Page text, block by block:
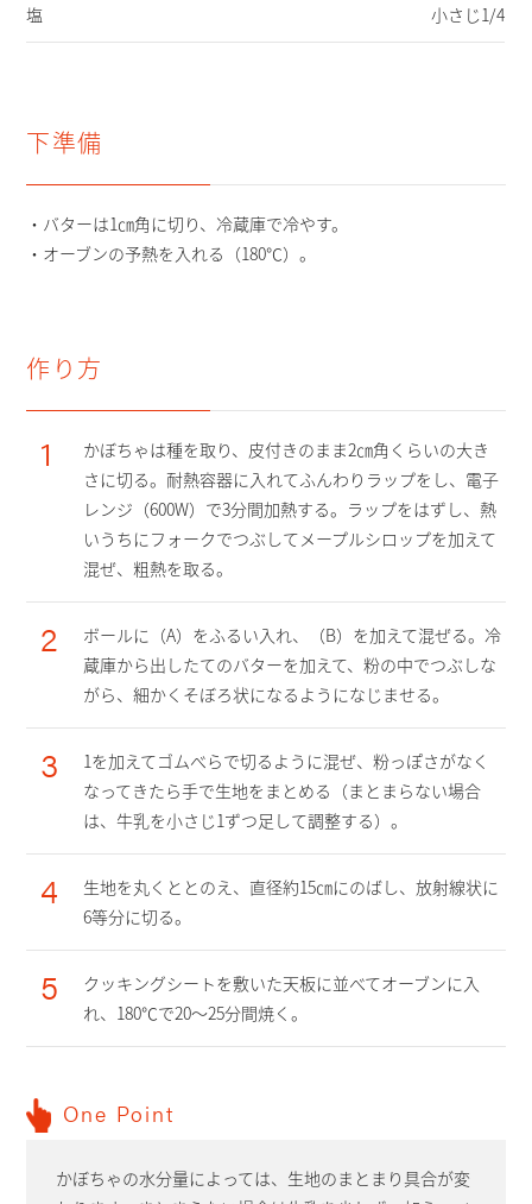
塩 小さじ1/4
下準備
・バターは1㎝角に切り、冷蔵庫で冷やす。
・オーブンの予熱を入れる（180℃）。
作り方
1
かぼちゃは種を取り、皮付きのまま2㎝角くらいの大き
さに切る。耐熱容器に入れてふんわりラップをし、電子
レンジ（600W）で3分間加熱する。ラップをはずし、熱
いうちにフォークでつぶしてメープルシロップを加えて
混ぜ、粗熱を取る。
2
ボールに（A）をふるい入れ、（B）を加えて混ぜる。冷
蔵庫から出したてのバターを加えて、粉の中でつぶしな
がら、細かくそぼろ状になるようになじませる。
3
1を加えてゴムべらで切るように混ぜ、粉っぽさがなく
なってきたら手で生地をまとめる（まとまらない場合
は、牛乳を小さじ1ずつ足して調整する）。
4
生地を丸くととのえ、直径約15㎝にのばし、放射線状に
6等分に切る。
5
クッキングシートを敷いた天板に並べてオーブンに入
れ、180℃で20～25分間焼く。
One Point
かぼちゃの水分量によっては、生地のまとまり具合が変